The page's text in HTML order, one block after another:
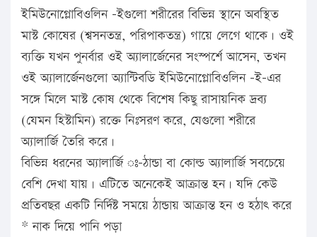
ইমিউনোগ্লোবিওলিন -ইগুলো শরীরের বিভিন্ন স্থানে অবস্থিত
মাস্ট কোষের (শ্বসনতন্ত্র, পরিপাকতন্ত্র) গায়ে লেগে থাকে। ওই
ব্যক্তি যখন পুনর্বার ওই অ্যালার্জেনের সংস্পর্শে আসেন, তখন
ওই অ্যালার্জেনগুলো অ্যান্টিবডি ইমিউনোগ্লোবিওলিন -ই-এর
সঙ্গে মিলে মাস্ট কোষ থেকে বিশেষ কিছু রাসায়নিক দ্রব্য
(যেমন হিস্টামিন) রক্তে নিঃসরণ করে, যেগুলো শরীরে
অ্যালার্জি তৈরি করে।
বিভিন্ন ধরনের অ্যালার্জি ঃ-ঠান্ডা বা কোল্ড অ্যালার্জি সবচেয়ে
বেশি দেখা যায়। এটিতে অনেকেই আক্রান্ত হন। যদি কেউ
প্রতিবছর একটি নির্দিষ্ট সময়ে ঠান্ডায় আক্রান্ত হন ও হঠাৎ করে
* নাক দিয়ে পানি পড়া